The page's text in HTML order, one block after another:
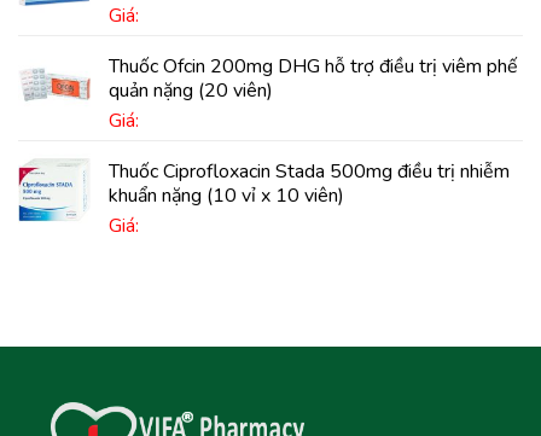
Giá:
Thuốc Ofcin 200mg DHG hỗ trợ điều trị viêm phế
quản nặng (20 viên)
Giá:
Thuốc Ciprofloxacin Stada 500mg điều trị nhiễm
khuẩn nặng (10 vỉ x 10 viên)
Giá: